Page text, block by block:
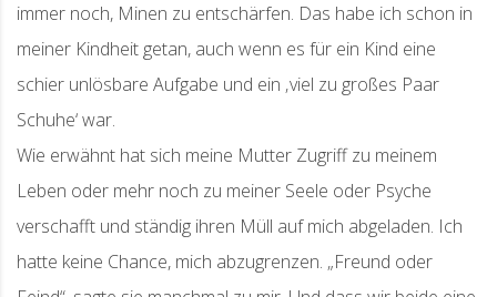
immer noch, Minen zu entschärfen. Das habe ich schon in
meiner Kindheit getan, auch wenn es für ein Kind eine
schier unlösbare Aufgabe und ein ‚viel zu großes Paar
Schuhe‘ war.
Wie erwähnt hat sich meine Mutter Zugriff zu meinem
Leben oder mehr noch zu meiner Seele oder Psyche
verschafft und ständig ihren Müll auf mich abgeladen. Ich
hatte keine Chance, mich abzugrenzen. „Freund oder